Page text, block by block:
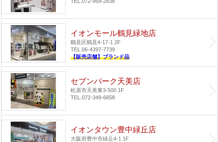
イオンモール鶴見緑地店
鶴見区鶴見4-17-1 2F
TEL.06-4397-7739
【販売店舗】ブランド品
セブンパーク天美店
松原市天美東3-500 1F
TEL.072-349-6658
イオンタウン豊中緑丘店
大阪府豊中市緑丘4-1 1F